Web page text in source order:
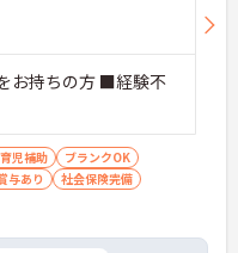
お持ちの方 ■経験不
児補助
ブランクOK
与あり
社会保険完備